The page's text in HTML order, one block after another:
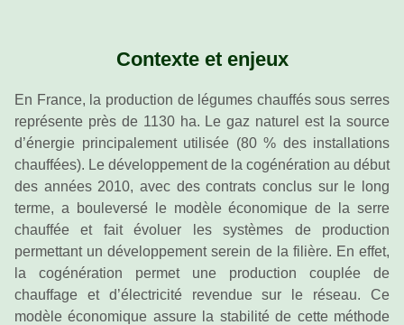
Contexte et enjeux
En France, la production de légumes chauffés sous serres
représente près de 1130 ha. Le gaz naturel est la source
d’énergie principalement utilisée (80 % des installations
chauffées). Le développement de la cogénération au début
des années 2010, avec des contrats conclus sur le long
terme, a bouleversé le modèle économique de la serre
chauffée et fait évoluer les systèmes de production
permettant un développement serein de la filière. En effet,
la cogénération permet une production couplée de
chauffage et d’électricité revendue sur le réseau. Ce
modèle économique assure la stabilité de cette méthode